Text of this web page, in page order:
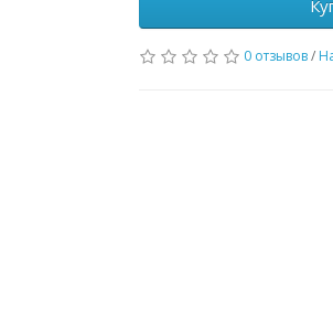
0 отзывов/